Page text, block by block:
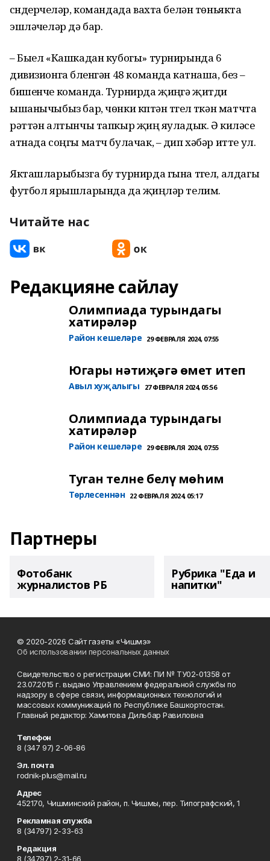
сүндерүчеләр, командада вахта белән төньякта
эшләүчеләр дә бар.
– Быел «Кашкадан кубогы» турнирында 6
дивизионга бүленгән 48 команда катнаша, без –
бишенче команда. Турнирда җиңүгә җитди
ышанычыбыз бар, чөнки күптән түгел үткән матчта
рәттән алтынчы тапкыр җиңү яуладык. Ә киләсе
атнада соңгы матч булачак, – дип хәбәр итте ул.
Якташларыбызга бу турнирда гына түгел, алдагы
футбол ярышларында да җиңүләр телим.
Читайте нас
Редакцияне сайлау
Олимпиада турындагы
хатирәләр
Район кешеләре 29 ФЕВРАЛЯ 2024, 07:55
Югары нәтиҗәгә өмет итеп
Авыл хуҗалыгы 27 ФЕВРАЛЯ 2024, 05:56
Олимпиада турындагы
хатирәләр
Район кешеләре 29 ФЕВРАЛЯ 2024, 07:55
Туган телне белү мөһим
Төрлесеннән 22 ФЕВРАЛЯ 2024, 05:17
Партнеры
Фотобанк
журналистов РБ
Рубрика "Еда и
напитки"
© 2020-2026 Сайт газеты «Чишмэ»
Об использовании персональных данных
Свидетельство о регистрации СМИ: ПИ № ТУ02-01358 от
23.07.2015 г. выдано Управлением федеральной службы по
надзору в сфере связи, информационных технологий и
массовых коммуникаций по Республике Башкортостан.
Главный редактор: Хамитова Дильбар Равиловна
Телефон
8 (347 97) 2-06-86
Эл. почта
rodnik-plus@mail.ru
Адрес
452170, Чишминский район, п. Чишмы, пер. Типографский, 1
Рекламная служба
8 (34797) 2-33-63
Редакция
8 (34797) 2-31-66